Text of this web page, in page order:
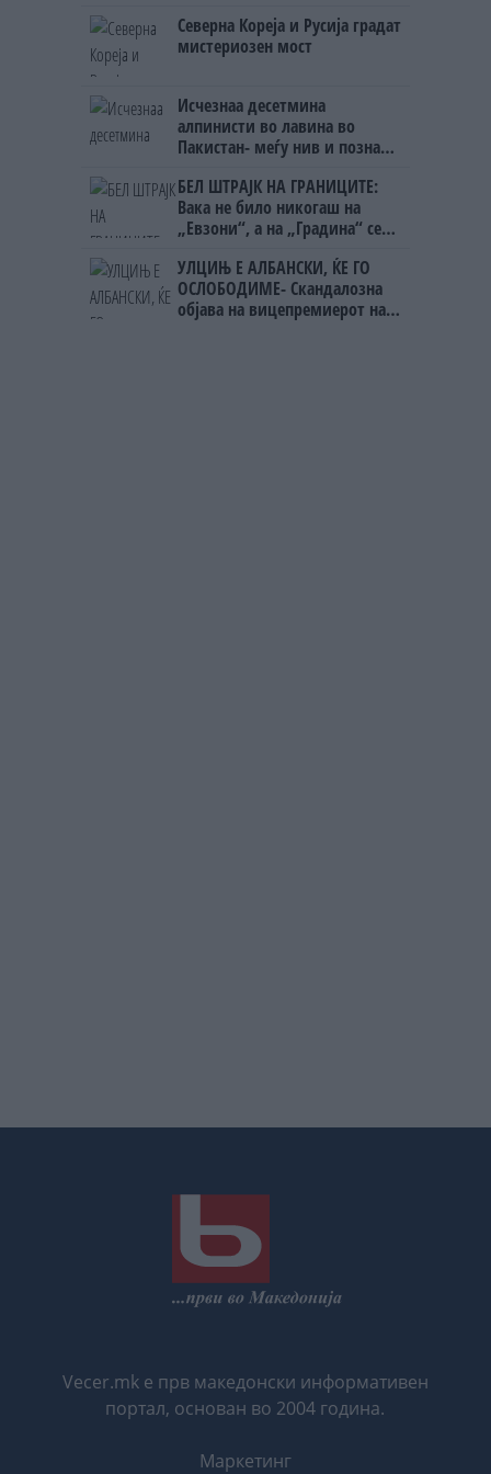
на бизнисменот Марковски
Северна Кореја и Русија градат
мистериозен мост
Исчезнаа десетмина
алпинисти во лавина во
Пакистан- меѓу нив и познат
БЕЛ ШТРАЈК НА ГРАНИЦИТЕ:
Вака не било никогаш на
„Евзони“, а на „Градина“ се
УЛЦИЊ Е АЛБАНСКИ, ЌЕ ГО
ОСЛОБОДИМЕ- Скандалозна
објава на вицепремиерот на
Vecer.mk е прв македонски информативен
портал, основан во 2004 година.
Маркетинг